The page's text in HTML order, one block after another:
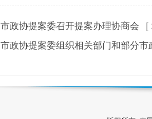
市政协提案委召开提案办理协商会
[
市政协提案委组织相关部门和部分